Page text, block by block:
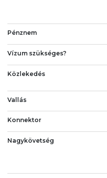
Pénznem
Vízum szükséges?
Közlekedés
Vallás
Konnektor
Nagykövetség